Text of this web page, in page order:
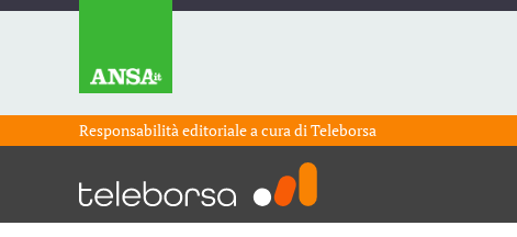
Responsabilità editoriale a cura diTeleborsa